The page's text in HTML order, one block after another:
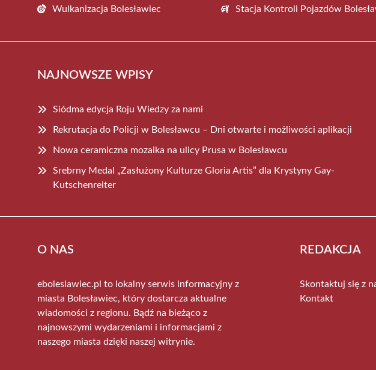
Wulkanizacja Bolesławiec Stacja Kontroli Pojazdów
NAJNOWSZE WPISY
Siódma edycja Roju Wiedzy za nami
Rekrutacja do Policji w Bolesławcu – Dni otwarte i możliwości aplikacji
Nowa ceramiczna mozaika na ulicy Prusa w Bolesławcu
Srebrny Medal „Zasłużony Kulturze Gloria Artis” dla Krystyny Gay-
Kutschenreiter
O NAS
eboleslawiec.pl to lokalny serwis informacyjny z
miasta Bolesławiec, który dostarcza aktualne
wiadomości z regionu. Bądź na bieżąco z
najnowszymi wydarzeniami i informacjami z
naszego miasta dzięki naszej witrynie.
REDAKCJA
Skontaktuj się z
Kontakt